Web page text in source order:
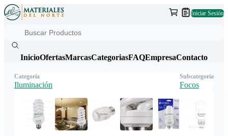
Iniciar Sesión
InicioOfertasMarcasCategoriasFAQEmpresaContacto
Categoría
Iluminación
Subcategoría
Focos